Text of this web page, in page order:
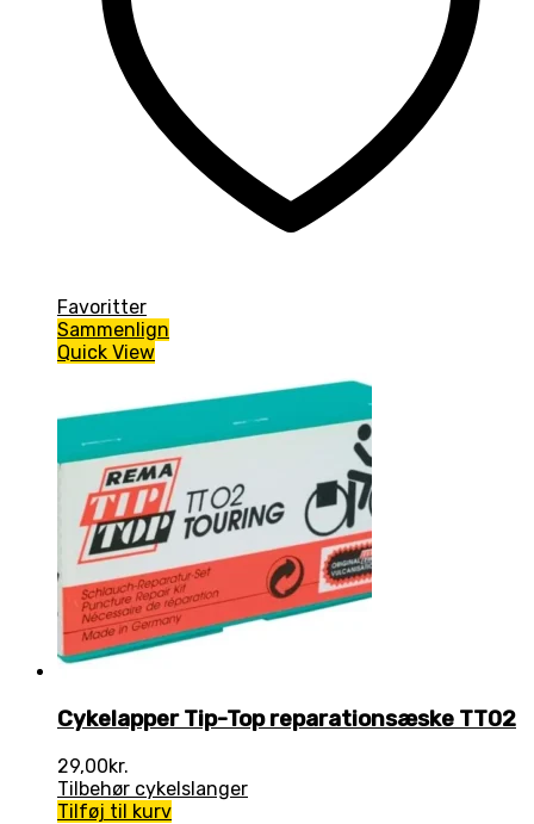
Favoritter
Sammenlign
Quick View
Cykelapper Tip-Top reparationsæske TT02
29,00kr.
Tilbehør cykelslanger
Tilføj til kurv